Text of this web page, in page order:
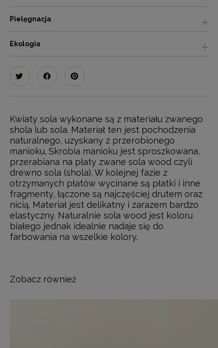
Pielęgnacja
Ekologia
Kwiaty sola wykonane są z materiału zwanego
shola lub sola. Materiał ten jest pochodzenia
naturalnego, uzyskany z przerobionego
manioku. Skrobia manioku jest sproszkowana,
przerabiana na płaty zwane sola wood czyli
drewno sola (shola). W kolejnej fazie z
otrzymanych płatów wycinane są płatki i inne
fragmenty, łączone są najczęściej drutem oraz
nicią. Materiał jest delikatny i zarazem bardzo
elastyczny. Naturalnie sola wood jest koloru
białego jednak idealnie nadaje się do
farbowania na wszelkie kolory.
Zobacz również